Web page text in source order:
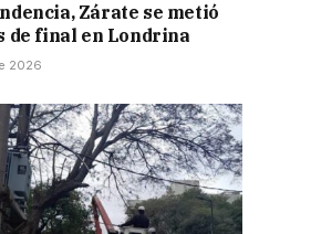
Zárate se metió
de final en Londrina
2026